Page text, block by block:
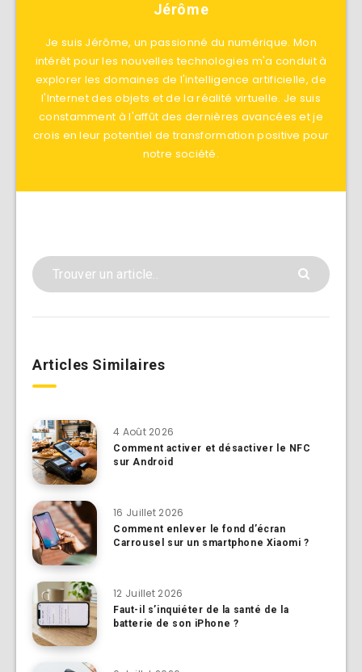
Jérôme
Je suis Jérôme, un passionné du numérique. Mon
intérêt pour les nouvelles technologies m'a conduit à
explorer les domaines de l'intelligence artificielle, de
l'Internet des objets et de la réalité virtuelle. Je suis
constamment à l'affût des dernières avancées et je
crois en leur potentiel de transformation positive pour
notre société.
Articles Similaires
4 Août 2026
Comment activer et désactiver le NFC
sur Android
16 Juillet 2026
Comment enlever le fond d’écran
Carrousel sur un smartphone Xiaomi ?
12 Juillet 2026
Faut-il s’inquiéter de la santé de la
batterie de son iPhone ?